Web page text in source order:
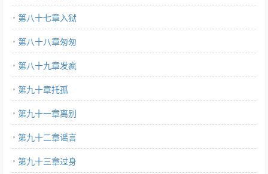
第八十七章入狱
第八十八章匆匆
第八十九章发疯
第九十章托孤
第九十一章离别
第九十二章谣言
第九十三章过身